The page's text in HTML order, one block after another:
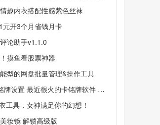
趣内衣搭配性感紫色丝袜
元开3个月省钱月卡
论助手v1.1.0
摸鱼看股票神器
型的网盘批量管理&操作工具
设置 最近很火的卡铭牌软件 玩号必备
工具，女神满足你的幻想！
妆镜 解锁高级版